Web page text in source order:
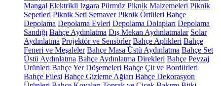
Mangal Elektrikli Izgara Pürmüz Piknik Malzemeleri Piknik
Sepetleri Piknik Seti Semaver Piknik Örtüleri Bahçe
Depolama Depolama Evleri Depolama Dolapları Depolama
Sandığı Bahçe Aydınlatma Dış Mekan Aydınlatmalar Solar
Aydınlatma Projektör ve Sensörler Bahçe Aplikleri Bahçe
Feneri ve Meşaleler Bahçe Masa Üstü Aydınlatma Bahçe Set
Üstü Aydınlatma Bahçe Aydınlatma Direkleri Bahçe Peyzaj
Ürünleri Bahçe Yer Döşemeleri Bahçe Çit ve Bordürleri
Bahçe Filesi Bahçe Gizleme Ağları Bahçe Dekorasyon